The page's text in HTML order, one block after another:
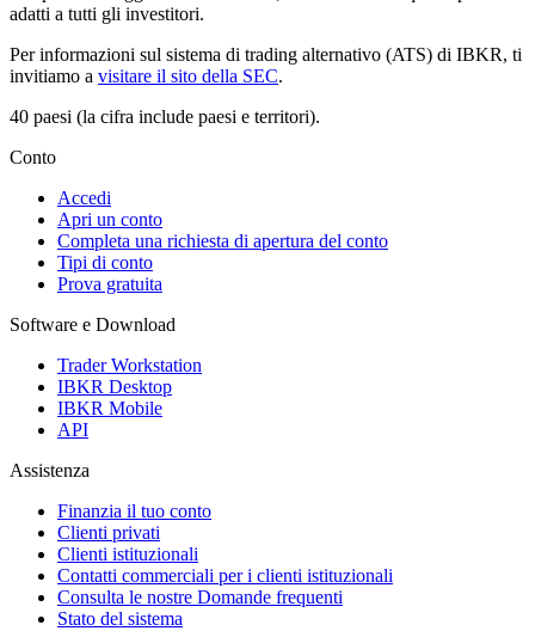
adatti a tutti gli investitori.
Per informazioni sul sistema di trading alternativo (ATS) di IBKR, ti
invitiamo a visitare il sito della SEC.
40 paesi (la cifra include paesi e territori).
Conto
Accedi
Apri un conto
Completa una richiesta di apertura del conto
Tipi di conto
Prova gratuita
Software e Download
Trader Workstation
IBKR Desktop
IBKR Mobile
API
Assistenza
Finanzia il tuo conto
Clienti privati
Clienti istituzionali
Contatti commerciali per i clienti istituzionali
Consulta le nostre Domande frequenti
Stato del sistema